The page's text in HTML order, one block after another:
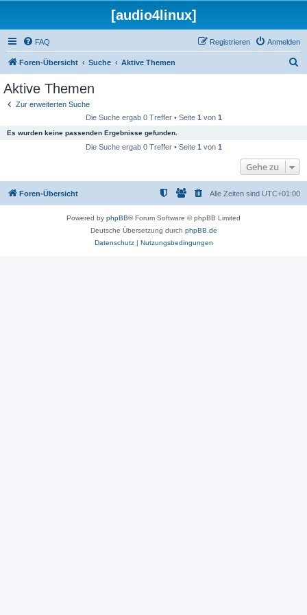
[audio4linux]
FAQ Anmelden
Registrieren
Foren-Übersicht Suche Aktive Themen
Aktive Themen
Zur erweiterten Suche
Die Suche ergab 0 Treffer • Seite 1 von 1
Es wurden keine passenden Ergebnisse gefunden.
Die Suche ergab 0 Treffer • Seite 1 von 1
Gehe zu
Foren-Übersicht Alle Zeiten sind UTC+01:00
Powered by phpBB® Forum Software © phpBB Limited
Deutsche Übersetzung durch phpBB.de
Datenschutz| Nutzungsbedingungen